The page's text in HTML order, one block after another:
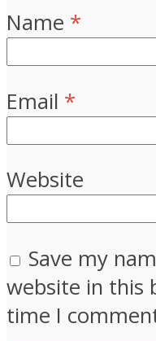
Name *
Email *
Website
Save my
website in this
time I